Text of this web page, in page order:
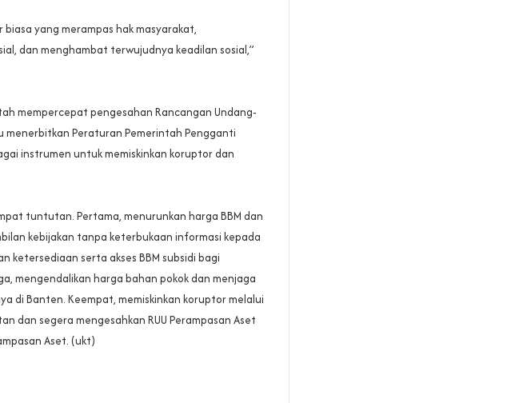
yang merampas hak masyarakat,
dan menghambat terwujudnya keadilan sosial,”
mempercepat pengesahan Rancangan Undang-
menerbitkan Peraturan Pemerintah Pengganti
instrumen untuk memiskinkan koruptor dan
tuntutan. Pertama, menurunkan harga BBM dan
kebijakan tanpa keterbukaan informasi kepada
ketersediaan serta akses BBM subsidi bagi
mengendalikan harga bahan pokok dan menjaga
di Banten. Keempat, memiskinkan koruptor melalui
dan segera mengesahkan RUU Perampasan Aset
Aset. (ukt)